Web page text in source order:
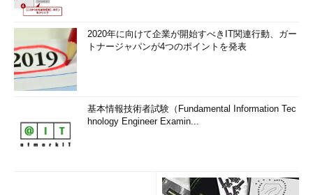
2020年に向けて企業が開始すべきIT関連行動、ガー
トナージャパンが4つのポイントを発表
基本情報技術者試験（Fundamental Information Tec
hnology Engineer Examin...